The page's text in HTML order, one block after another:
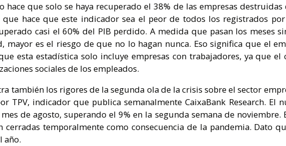
hace que solo se haya recuperado el 38% de las empresas
que hace que este indicador sea el peor de todos los registrados
casi el 60% del PIB perdido. A medida que pasan los meses
mayor es el riesgo de que no lo hagan nunca. Eso significa que el
esta estadística solo incluye empresas con trabajadores, ya que
sociales de los empleados.
también los rigores de la segunda ola de la crisis sobre el sector
TPV, indicador que publica semanalmente CaixaBank Research. El
de agosto, superando el 9% en la segunda semana de
cerradas temporalmente como consecuencia de la pandemia. Dato
año.